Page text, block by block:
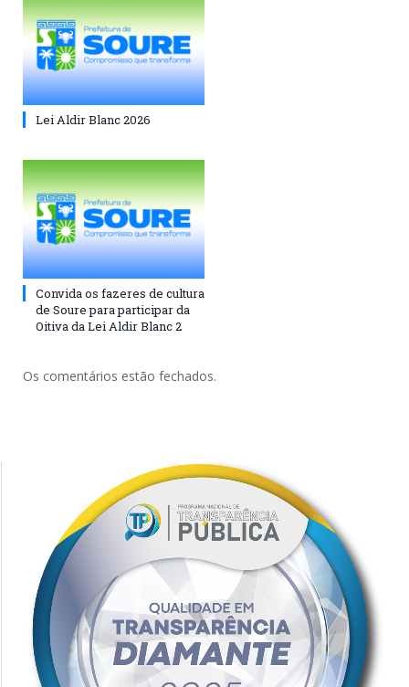
Lei Aldir Blanc 2026
Convida os fazeres de cultura
de Soure para participar da
Oitiva da Lei Aldir Blanc 2
Os comentários estão fechados.